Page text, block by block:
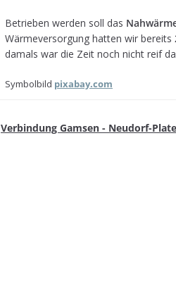
Betrie­ben wer­den soll das
Wär­me­ver­sor­gung hat­ten wir bereits
damals war die Zeit noch nicht reif
Sym­bol­bild pix​a​bay​.com
Ver­bin­dung Gam­sen - Neu­dorf-